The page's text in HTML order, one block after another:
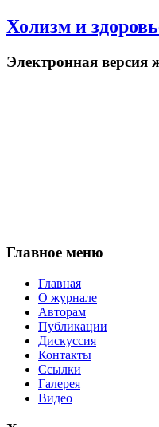
Холизм и
Электронная версия
Главное меню
Главная
О журнале
Авторам
Публикации
Дискуссия
Контакты
Ссылки
Галерея
Видео